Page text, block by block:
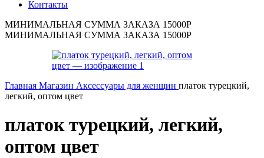
Контакты
МИНИМАЛЬНАЯ СУММА ЗАКАЗА 15000Р
МИНИМАЛЬНАЯ СУММА ЗАКАЗА 15000Р
Главная Магазин Аксессуары для женщин платок турецкий,
легкий, оптом цвет
платок турецкий, легкий,
оптом цвет